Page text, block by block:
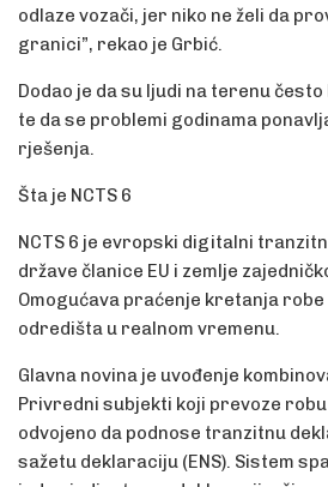
odlaze vozači, jer niko ne želi da
granici”, rekao je Grbić.
Dodao je da su ljudi na terenu
te da se problemi godinama
rješenja.
Šta je NCTS 6
NCTS 6 je evropski digitalni
države članice EU i zemlje
Omogućava praćenje kretanja
odredišta u realnom vremenu.
Glavna novina je uvođenje
Privredni subjekti koji prevoze
odvojeno da podnose tranzitnu
sažetu deklaraciju (ENS). Sistem